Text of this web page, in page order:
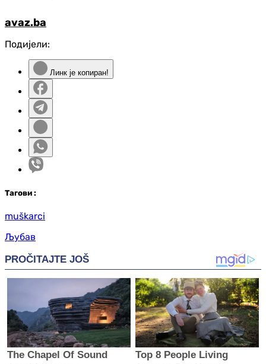
avaz.ba
Подијели:
Линк је копиран!
Тагови :
muškarci
Љубав